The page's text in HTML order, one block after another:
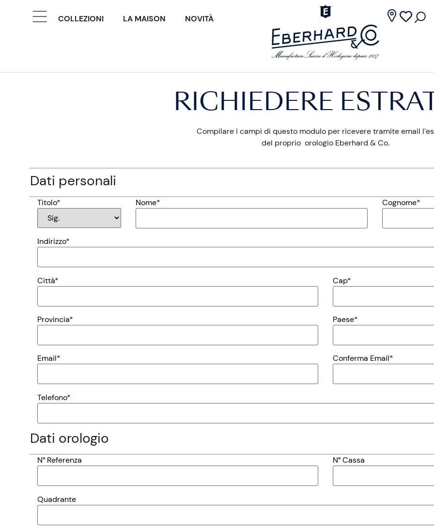
COLLEZIONI LA MAISON NOVITÀ
RICHIEDERE
Compilare i campi di questo modulo per ricevere tramite email
del proprio orologio Eberhard & Co.
Dati personali
Titolo* Nome* Cognome*
Indirizzo*
Città* Cap*
Provincia* Paese*
Email* Conferma Email*
Telefono*
Dati orologio
N° Referenza N° Cassa
Quadrante